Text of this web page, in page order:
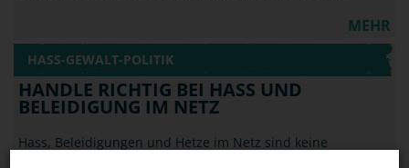
MEHR
HASS-GEWALT-POLITIK
HANDLE RICHTIG BEI HASS UND
BELEIDIGUNG IM NETZ
Hass, Beleidigungen und Hetze im Netz sind keine